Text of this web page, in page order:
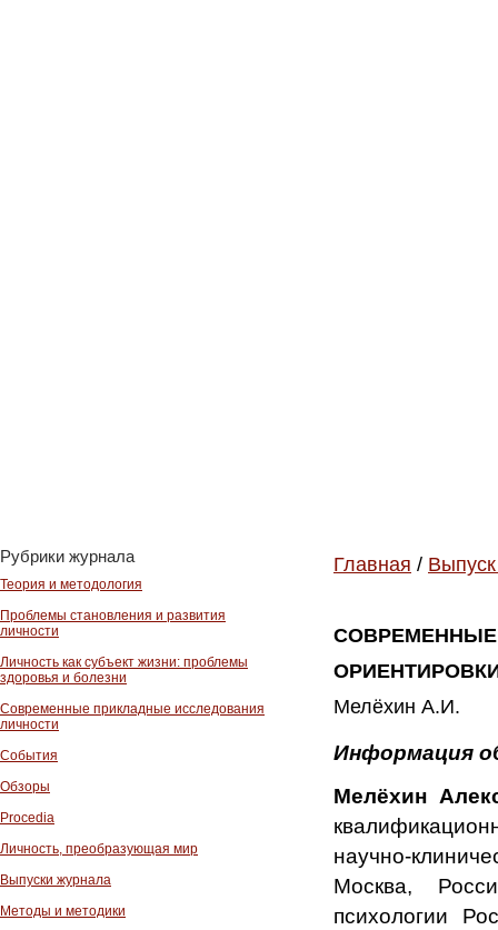
Рубрики журнала
Теория и методология
Проблемы становления и развития
личности
Личность как субъект жизни: проблемы
здоровья и болезни
Современные прикладные исследования
личности
События
Обзоры
Procedia
Личность, преобразующая мир
Выпуски журнала
Методы и методики
Главная /
Мелёхин А.И.
Информация
Мелёхин
научно-
Москва,
психологии